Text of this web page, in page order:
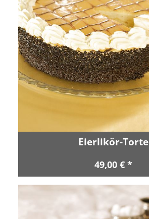
Eierlikör-Torte
49,00 € *